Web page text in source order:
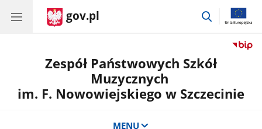
gov.pl
przejdź
Zespół Państwowych Szkół
Muzycznych
im. F. Nowowiejskiego w Szczecinie
MENU